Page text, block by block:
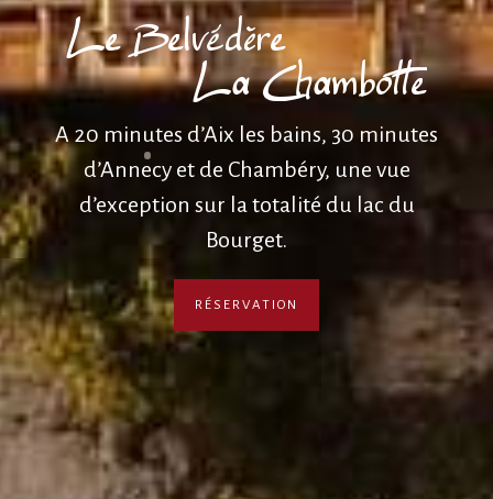
Le Belvédère
La Chambotte
A 20 minutes d’Aix les bains, 30 minutes
d’Annecy et de Chambéry, une vue
d’exception sur la totalité du lac du
Bourget.
RÉSERVATION